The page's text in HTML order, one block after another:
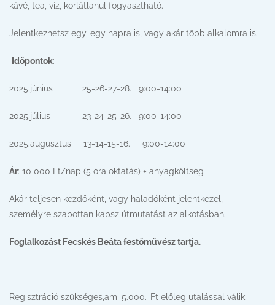
kávé, tea, víz, korlátlanul fogyasztható.
Jelentkezhetsz egy-egy napra is, vagy akár több alkalomra is.
Időpontok:
2025.június 25-26-27-28. 9:00-14:00
2025.július 23-24-25-26. 9:00-14:00
2025.augusztus 13-14-15-16. 9:00-14:00
Ár: 10 000 Ft/nap (5 óra oktatás) + anyagköltség
Akár teljesen kezdőként, vagy haladóként jelentkezel,
személyre szabottan kapsz útmutatást az alkotásban.
Foglalkozást Fecskés Beáta festőművész tartja.
Regisztráció szükséges,ami 5.000.-Ft előleg utalással válik